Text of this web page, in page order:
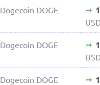
Dogecoin DOGE 1
Dogecoin DOGE 1
Dogecoin DOGE 1